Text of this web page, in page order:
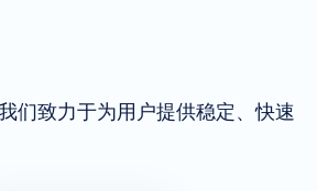
们致力于为用户提供稳定、快速